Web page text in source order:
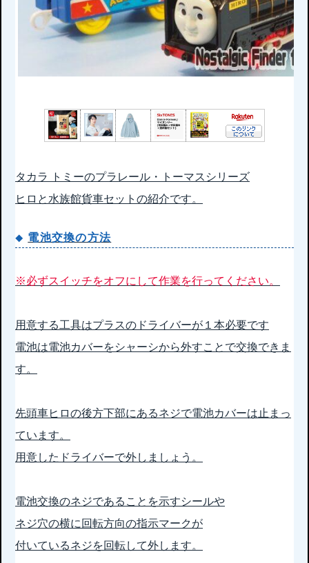
タカラ トミーのプラレール・トーマスシリーズ
ヒロと水族館貨車セットの紹介です。
電池交換の方法
※必ずスイッチをオフにして作業を行ってください。
用意する工具はプラスのドライバーが１本必要です
電池は電池カバーをシャーシから外すことで交換できま
す。
先頭車ヒロの後方下部にあるネジで電池カバーは止まっ
ています。
用意したドライバーで外しましょう。
電池交換のネジであることを示すシールや
ネジ穴の横に回転方向の指示マークが
付いているネジを回転して外します。